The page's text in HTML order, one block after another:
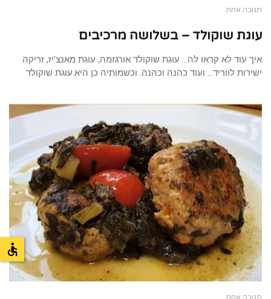
תגובה אחת
עוגת שוקולד – בשלושה מרכיבים
איך עוד לא קראו לה… עוגת שוקולד אורגזמה, עוגת מאנצ'יז, זריקה
ישירות לווריד… ועוד כהנה וכהנה. וכשמותיה כן היא.עוגת שוקולד
תגובה אחת